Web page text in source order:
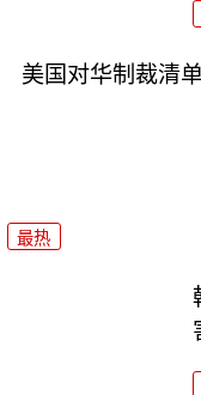
美国对华制裁清
最热